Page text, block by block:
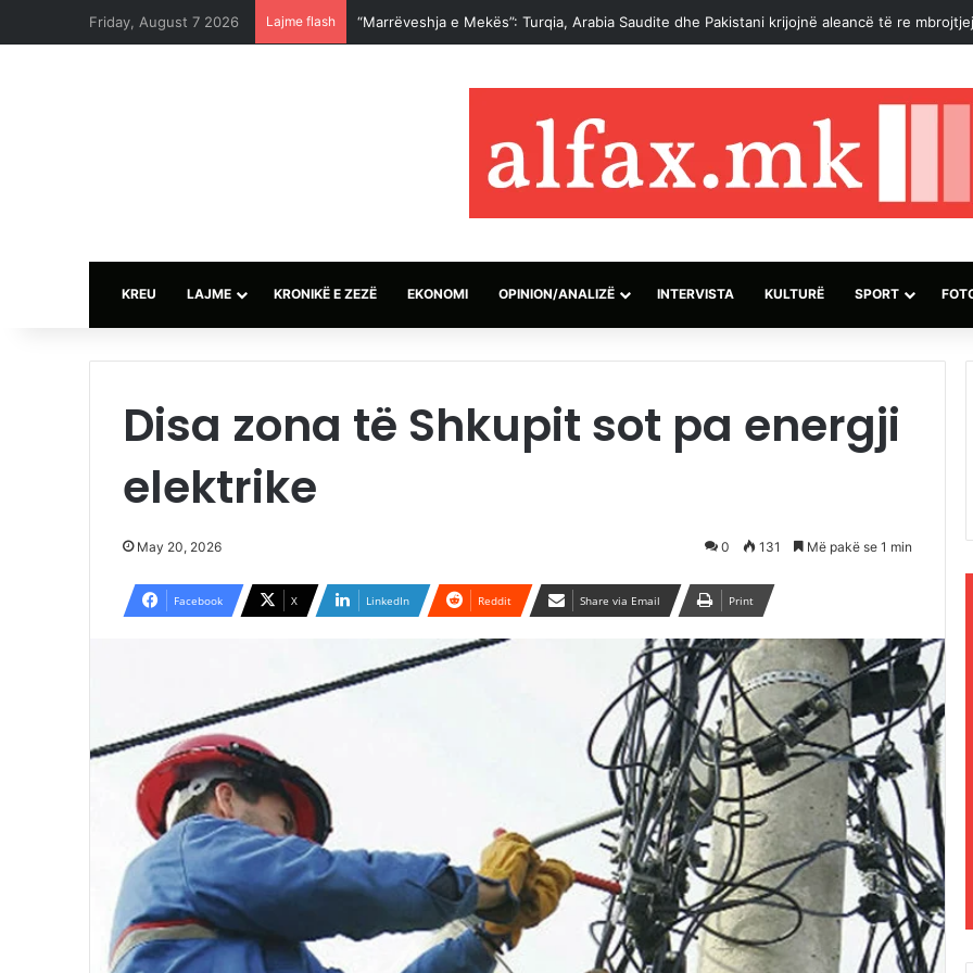
Friday, August 7 2026 Lajme flash
KREU LAJME KRONIKË E ZEZË EKONOMI OPINION/ANALIZË INTERVISTA KULTURË SPORT
Disa zona të Shkupit sot pa energji
elektrike
May 20, 2026 0 131 Më pakë se 1 min
Facebook X LinkedIn Reddit Share via Email Print